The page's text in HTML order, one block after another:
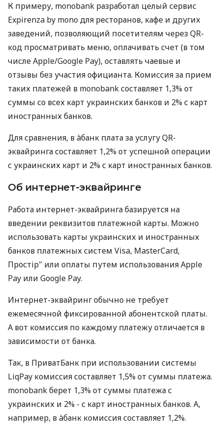
К примеру, monobank разработал целый сервис
Expirenza by mono для ресторанов, кафе и других
заведений, позволяющий посетителям через QR-
код просматривать меню, оплачивать счет (в том
числе Apple/Google Pay), оставлять чаевые и
отзывы без участия официанта. Комиссия за прием
таких платежей в monobank составляет 1,3% от
суммы со всех карт украинских банков и 2% с карт
иностранных банков.
Для сравнения, в àбанк плата за услугу QR-
эквайринга составляет 1,2% от успешной операции
с украинских карт и 2% с карт иностранных банков.
Об интернет-эквайринге
Работа интернет-эквайринга базируется на
введении реквизитов платежной карты. Можно
использовать карты украинских и иностранных
банков платежных систем Visa, MasterCard,
Простір" или оплаты путем использования Apple
Pay или Google Pay.
Интернет-эквайринг обычно не требует
ежемесячной фиксированной абонентской платы.
А вот комиссия по каждому платежу отличается в
зависимости от банка.
Так, в ПриватБанк при использовании системы
LiqPay комиссия составляет 1,5% от суммы платежа.
monobank берет 1,3% от суммы платежа с
украинских и 2% - с карт иностранных банков. А,
например, в àбанк комиссия составляет 1,2%.